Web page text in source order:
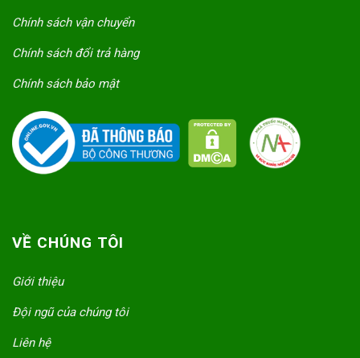
Chính sách vận chuyển
Chính sách đổi trả hàng
Chính sách bảo mật
VỀ CHÚNG TÔI
Giới thiệu
Đội ngũ của chúng tôi
Liên hệ